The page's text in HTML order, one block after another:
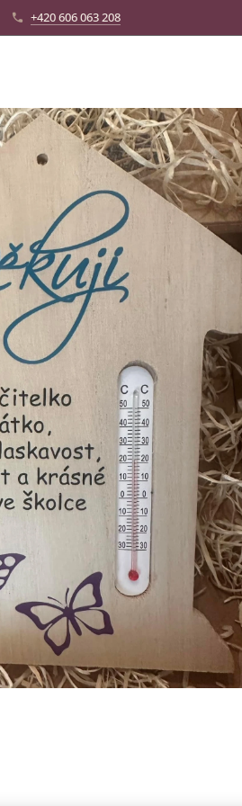
+420 606 063 208